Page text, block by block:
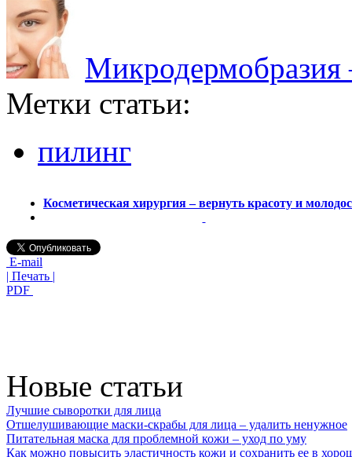
Микродермобразия
Метки статьи:
пилинг
Косметическая хирургия – вернуть красоту и
E-mail
| Печать |
PDF
Новые статьи
Лучшие сыворотки для лица
Отшелушивающие маски-скрабы для лица – удалить ненужное
Питательная маска для проблемной кожи – уход по уму
Как можно повысить эластичность кожи и сохранить ее в